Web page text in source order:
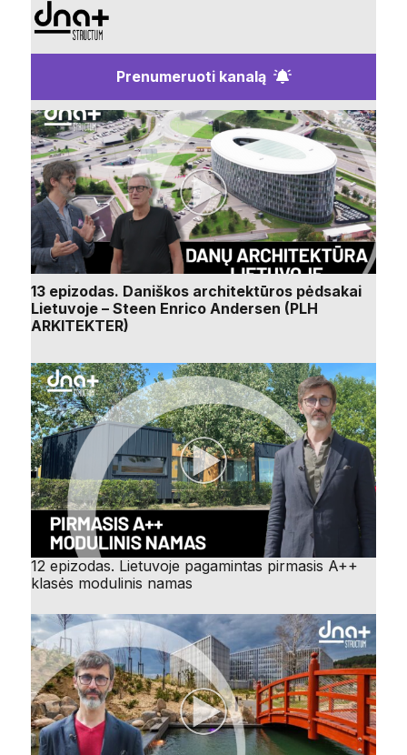
Prenumeruoti kanalą
13 epizodas. Daniškos architektūros pėdsakai
Lietuvoje – Steen Enrico Andersen (PLH
ARKITEKTER)
12 epizodas. Lietuvoje pagamintas pirmasis A++
klasės modulinis namas